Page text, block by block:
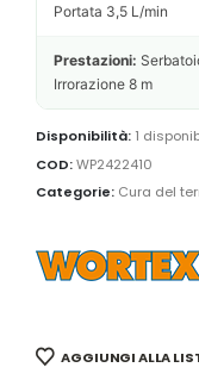
Portata 3,5 L/min
Prestazioni:
Irrorazione 8 m
Disponibilità: 1
COD:WP2422410
Categorie: Cura del
AGGIUNGI ALLA